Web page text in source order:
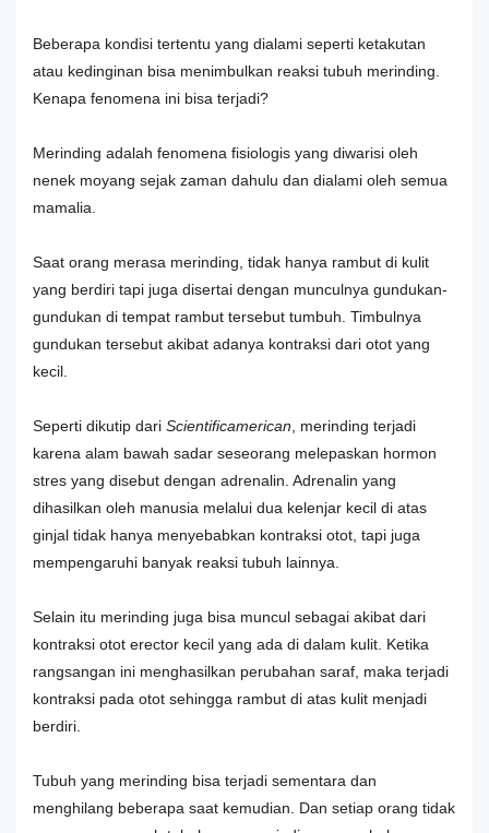
Beberapa kondisi tertentu yang dialami seperti ketakutan
atau kedinginan bisa menimbulkan reaksi tubuh merinding.
Kenapa fenomena ini bisa terjadi?
Merinding adalah fenomena fisiologis yang diwarisi oleh
nenek moyang sejak zaman dahulu dan dialami oleh semua
mamalia.
Saat orang merasa merinding, tidak hanya rambut di kulit
yang berdiri tapi juga disertai dengan munculnya gundukan-
gundukan di tempat rambut tersebut tumbuh. Timbulnya
gundukan tersebut akibat adanya kontraksi dari otot yang
kecil.
Seperti dikutip dari Scientificamerican , merinding terjadi
karena alam bawah sadar seseorang melepaskan hormon
stres yang disebut dengan adrenalin. Adrenalin yang
dihasilkan oleh manusia melalui dua kelenjar kecil di atas
ginjal tidak hanya menyebabkan kontraksi otot, tapi juga
mempengaruhi banyak reaksi tubuh lainnya.
Selain itu merinding juga bisa muncul sebagai akibat dari
kontraksi otot erector kecil yang ada di dalam kulit. Ketika
rangsangan ini menghasilkan perubahan saraf, maka terjadi
kontraksi pada otot sehingga rambut di atas kulit menjadi
berdiri.
Tubuh yang merinding bisa terjadi sementara dan
menghilang beberapa saat kemudian. Dan setiap orang tidak